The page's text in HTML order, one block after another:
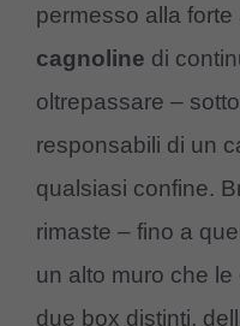
permesso alla forte
cagnoline di
oltrepassare –
responsabili di un
qualsiasi confine.
rimaste – fino a
un alto muro che
due box distinti,